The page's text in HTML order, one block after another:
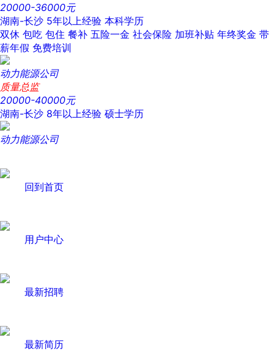
20000-36000元
湖南-长沙 5年以上经验 本科学历
双休 包吃 包住 餐补 五险一金 社会保险 加班补贴 年终奖金 带
薪年假 免费培训
动力能源公司
质量总监
20000-40000元
湖南-长沙 8年以上经验 硕士学历
动力能源公司
回到首页
用户中心
最新招聘
最新简历